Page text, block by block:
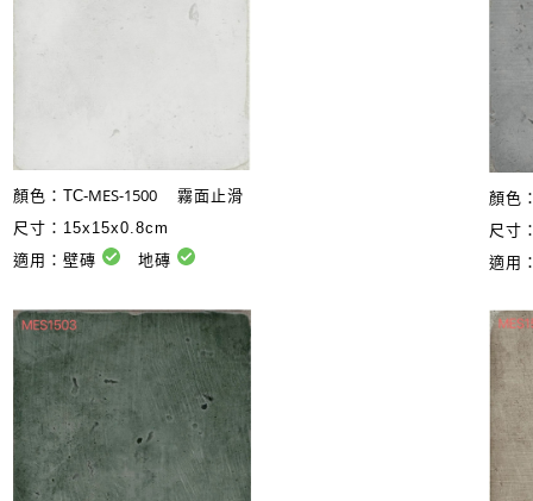
顏色： TC-MES-1500 霧面止滑
尺寸：15x15x0.8cm
適用：壁磚
地磚
顏色
尺寸
適用